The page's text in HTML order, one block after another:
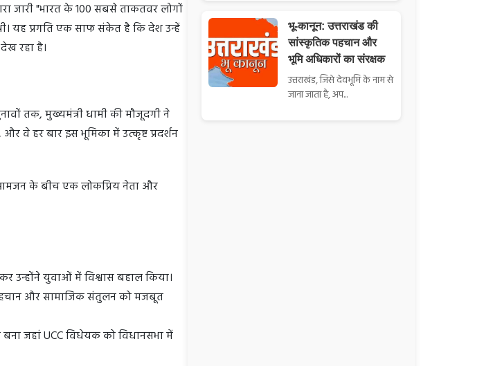
जारी "भारत के 100 सबसे ताकतवर लोगों
यह प्रगति एक साफ संकेत है कि देश उन्हें
रहा है।
तक, मुख्यमंत्री धामी की मौजूदगी ने
और वे हर बार इस भूमिका में उत्कृष्ट प्रदर्शन
के बीच एक लोकप्रिय नेता और
उन्होंने युवाओं में विश्वास बहाल किया।
और सामाजिक संतुलन को मजबूत
जहां UCC विधेयक को विधानसभा में
भू-कानून: उत्तराखंड की
सांस्कृतिक पहचान और
भूमि अधिकारों का संरक्षक
उत्तराखंड, जिसे देवभूमि के नाम से
जाना जाता है, अप...